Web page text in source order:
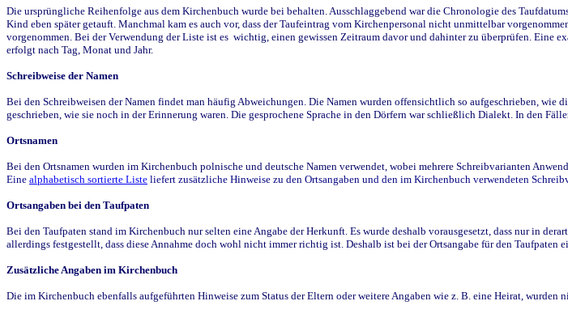
Die ursprüngliche Reihenfolge aus dem Kirchenbuch wurde bei behalten. Ausschlaggebend war die Chronologie des
Kind eben später getauft. Manchmal kam es auch vor, dass der Taufeintrag vom Kirchenpersonal nicht unmittelbar
vorgenommen. Bei der Verwendung der Liste ist es wichtig, einen gewissen Zeitraum davor und dahinter zu überprüfen. Eine
erfolgt nach Tag, Monat und Jahr.
Schreibweise der Namen
Bei den Schreibweisen der Namen findet man häufig Abweichungen. Die Namen wurden offensichtlich so aufgeschrieben, wie
geschrieben, wie sie noch in der Erinnerung waren. Die gesprochene Sprache in den Dörfern war schließlich Dialekt. In den
Ortsnamen
Bei den Ortsnamen wurden im Kirchenbuch polnische und deutsche Namen verwendet, wobei mehrere Schreibvarianten
Eine alphabetisch sortierte Liste liefert zusätzliche Hinweise zu den Ortsangaben und den im Kirchenbuch verwendeten
Ortsangaben bei den Taufpaten
Bei den Taufpaten stand im Kirchenbuch nur selten eine Angabe der Herkunft. Es wurde deshalb vorausgesetzt, dass nur in
allerdings festgestellt, dass diese Annahme doch wohl nicht immer richtig ist. Deshalb ist bei der Ortsangabe für den Taufpaten
Zusätzliche Angaben im Kirchenbuch
Die im Kirchenbuch ebenfalls aufgeführten Hinweise zum Status der Eltern oder weitere Angaben wie z. B. eine Heirat, wurden